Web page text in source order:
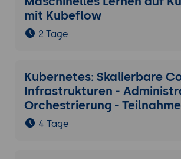
mit Kubeflow
2 Tage
Kubernetes: Skalierbare
Infrastrukturen -
Orchestrierung -
4 Tage